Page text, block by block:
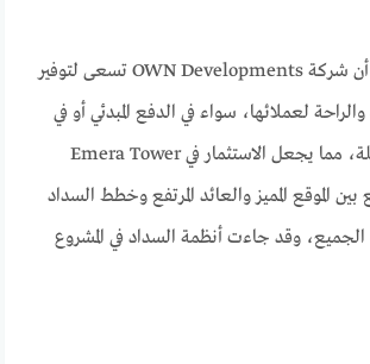
وتؤكد هذه الأنظمة أن شركة OWN Developments تسعى لتوفير
لعملائها، سواء في الدفع المبدئي أو في
فترات السداد الطويلة، مما يجعل الاستثمار في Emera Tower
الموقع المميز والعائد المرتفع وخطط السداد
وقد جاءت أنظمة السداد في المشروع